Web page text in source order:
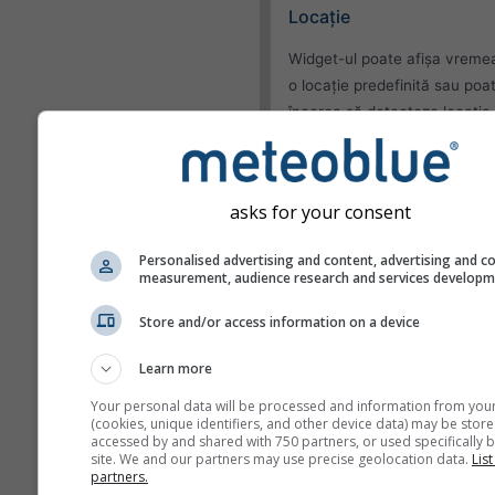
Locație
Widget-ul poate afișa
o locație predefinită sau
încerca să detecteze locația
vizitator al site-ului tău.
Folosește locația
utilizatorului
Aspect
Funcționalități
umiditatea
asks for your consent
Personalised advertising and content, advertising and
measurement, audience research and services
Store and/or access information on a device
Learn more
Your personal data will be processed and information from
(cookies, unique identifiers, and other device data) may be
accessed by and shared with 750 partners, or used specifically
site. We and our partners may use precise geolocation data.
partners.